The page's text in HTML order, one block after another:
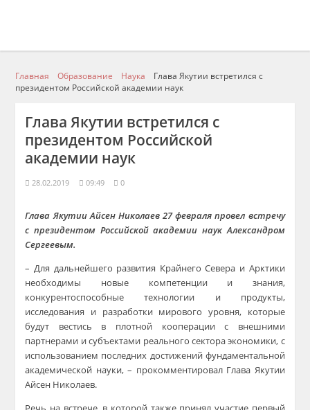
Главная Образование Наука
Глава Якутии встретился с
президентом Российской академии наук
Глава Якутии встретился с
президентом Российской
академии наук
28.02.2019 09:49 0
Глава Якутии Айсен Николаев 27 февраля провел встречу
с президентом Российской академии наук Александром
Сергеевым.
– Для дальнейшего развития Крайнего Севера и Арктики
необходимы новые компетенции и знания,
конкурентоспособные технологии и продукты,
исследования и разработки мирового уровня, которые
будут вестись в плотной кооперации с внешними
партнерами и субъектами реального сектора экономики, с
использованием последних достижений фундаментальной
академической науки, – прокомментировал Глава Якутии
Айсен Николаев.